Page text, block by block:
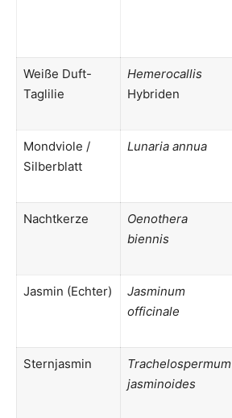
Weiße Duft-
Taglilie
Hemerocallis
Hybriden
Mondviole /
Silberblatt
Lunaria annua
Nachtkerze
Oenothera
biennis
Jasmin (Echter)
Jasminum
officinale
Sternjasmin
Trachelospermum
jasminoides